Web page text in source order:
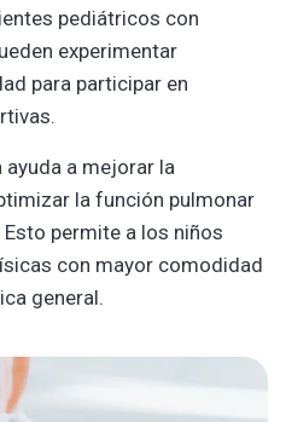
pediátricos con
experimentar
para participar en
a mejorar la
la función pulmonar
permite a los niños
con mayor comodidad
general.